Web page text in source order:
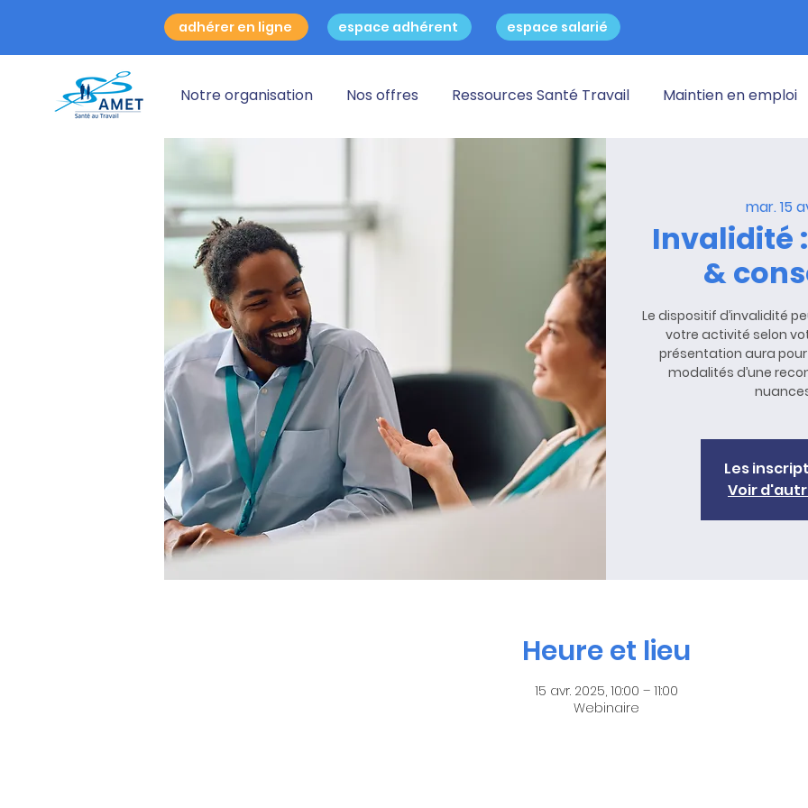
adhérer en ligne espace adhérent espace salarié
Notre organisation Nos offres Ressources Santé Travail Maintien en emploi
mar. 15
Invalidité
&
Le dispositif d’invalidité
votre activité selon
présentation aura
modalités d’une
Les
Voir
Heure et lieu
15 avr. 2025, 10:00 – 11:00
Webinaire